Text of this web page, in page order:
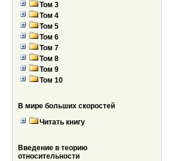
Том 3
Том 4
Том 5
Том 6
Том 7
Том 8
Том 9
Том 10
В мире больших скоростей
Читать книгу
Введение в теорию
относительности